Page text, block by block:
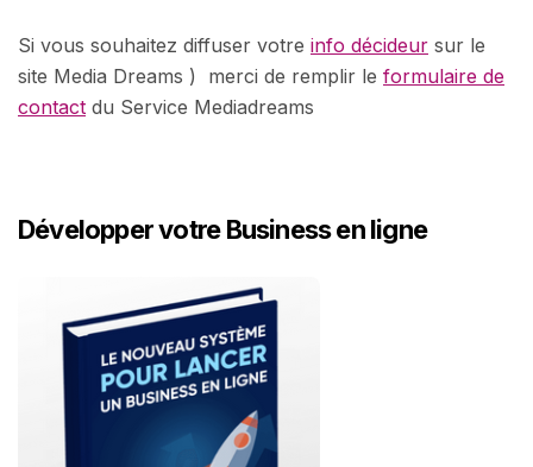
Si vous souhaitez diffuser votre info décideur sur le
site Media Dreams ) merci de remplir le formulaire de
contact du Service Mediadreams
Développer votre Business en ligne